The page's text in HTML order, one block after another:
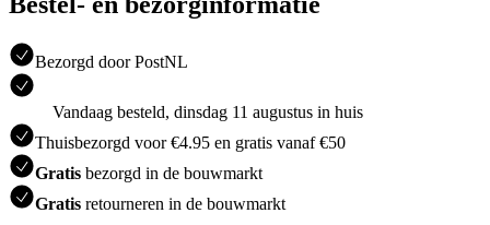
Bezorgd door PostNL
Vandaag besteld, dinsdag 11 augustus in huis
Thuisbezorgd voor €4.95 en gratis vanaf €50
Gratis bezorgd in de bouwmarkt
Gratis retourneren in de bouwmarkt